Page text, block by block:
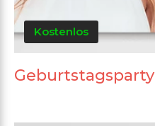
Kostenlos
Geburtstagsparty